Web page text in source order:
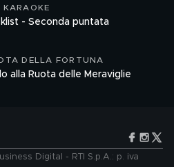
KARAOKE
- Seconda puntata
DELLA FORTUNA
alla Ruota delle Meraviglie
Digital - RTI S.p.A.: p. iva